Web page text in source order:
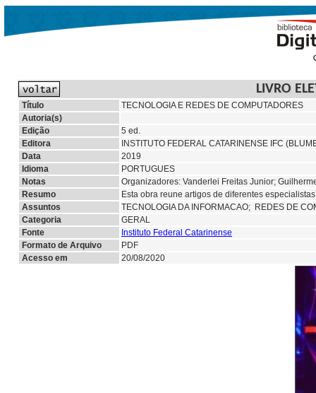
LIVRO
Título
TECNOLOGIA E REDES DE COMPUTADORES
Autoria(s)
Edição
5 ed.
Editora
INSTITUTO FEDERAL CATARINENSE IFC
Data
2019
Idioma
PORTUGUES
Notas
Organizadores: Vanderlei Freitas Junior;
Resumo
Esta obra reune artigos de diferentes
Assuntos
TECNOLOGIA DA INFORMACAO; REDES DE
Categoria
GERAL
Fonte
Instituto Federal Catarinense
Formato de Arquivo
PDF
Acesso em
20/08/2020